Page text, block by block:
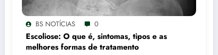
BS NOTÍCIAS 0
Escoliose: O que é, sintomas, tipos e as
melhores formas de tratamento